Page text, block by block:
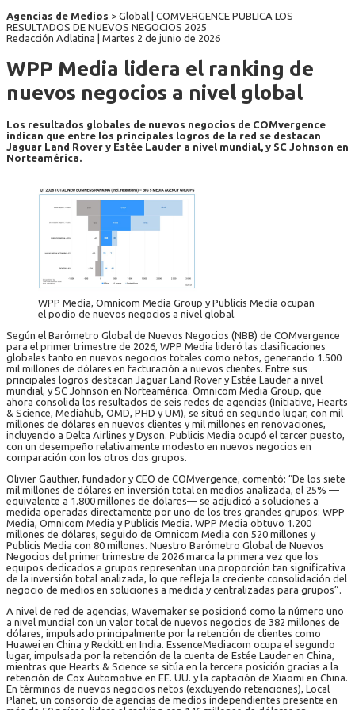
Agencias de Medios > Global | COMVERGENCE PUBLICA LOS
RESULTADOS DE NUEVOS NEGOCIOS 2025
Redacción Adlatina | Martes 2 de junio de 2026
WPP Media lidera el ranking de
nuevos negocios a nivel global
Los resultados globales de nuevos negocios de COMvergence
indican que entre los principales logros de la red se destacan
Jaguar Land Rover y Estée Lauder a nivel mundial, y SC Johnson en
Norteamérica.
WPP Media, Omnicom Media Group y Publicis Media ocupan
el podio de nuevos negocios a nivel global.
Según el Barómetro Global de Nuevos Negocios (NBB) de COMvergence
para el primer trimestre de 2026, WPP Media lideró las clasificaciones
globales tanto en nuevos negocios totales como netos, generando 1.500
mil millones de dólares en facturación a nuevos clientes. Entre sus
principales logros destacan Jaguar Land Rover y Estée Lauder a nivel
mundial, y SC Johnson en Norteamérica. Omnicom Media Group, que
ahora consolida los resultados de seis redes de agencias (Initiative, Hearts
& Science, Mediahub, OMD, PHD y UM), se situó en segundo lugar, con mil
millones de dólares en nuevos clientes y mil millones en renovaciones,
incluyendo a Delta Airlines y Dyson. Publicis Media ocupó el tercer puesto,
con un desempeño relativamente modesto en nuevos negocios en
comparación con los otros dos grupos.
Olivier Gauthier, fundador y CEO de COMvergence, comentó: “De los siete
mil millones de dólares en inversión total en medios analizada, el 25% —
equivalente a 1.800 millones de dólares— se adjudicó a soluciones a
medida operadas directamente por uno de los tres grandes grupos: WPP
Media, Omnicom Media y Publicis Media. WPP Media obtuvo 1.200
millones de dólares, seguido de Omnicom Media con 520 millones y
Publicis Media con 80 millones. Nuestro Barómetro Global de Nuevos
Negocios del primer trimestre de 2026 marca la primera vez que los
equipos dedicados a grupos representan una proporción tan significativa
de la inversión total analizada, lo que refleja la creciente consolidación del
negocio de medios en soluciones a medida y centralizadas para grupos”.
A nivel de red de agencias, Wavemaker se posicionó como la número uno
a nivel mundial con un valor total de nuevos negocios de 382 millones de
dólares, impulsado principalmente por la retención de clientes como
Huawei en China y Reckitt en India. EssenceMediacom ocupa el segundo
lugar, impulsada por la retención de la cuenta de Estée Lauder en China,
mientras que Hearts & Science se sitúa en la tercera posición gracias a la
retención de Cox Automotive en EE. UU. y la captación de Xiaomi en China.
En términos de nuevos negocios netos (excluyendo retenciones), Local
Planet, un consorcio de agencias de medios independientes presente en